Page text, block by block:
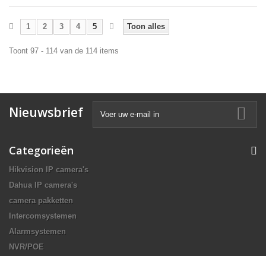
Toon alles
1 2 3 4 5
Toont 97 - 114 van de 114 items
Nieuwsbrief
Categorieën
Hikvision IP camera's
Dahua IP camera's
camera pakketten
Intercomsystemen
Alarmsystemen
NVR/POE